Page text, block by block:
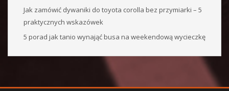
Jak zamówić dywaniki do toyota corolla bez przymiarki – 5
praktycznych wskazówek
5 porad jak tanio wynająć busa na weekendową wycieczkę